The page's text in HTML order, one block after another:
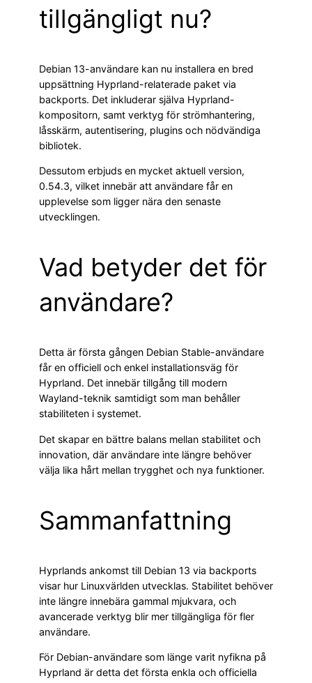
tillgängligt nu?
Debian 13-användare kan nu installera en bred
uppsättning Hyprland-relaterade paket via
backports. Det inkluderar själva Hyprland-
kompositorn, samt verktyg för strömhantering,
låsskärm, autentisering, plugins och nödvändiga
bibliotek.
Dessutom erbjuds en mycket aktuell version,
0.54.3, vilket innebär att användare får en
upplevelse som ligger nära den senaste
utvecklingen.
Vad betyder det för
användare?
Detta är första gången Debian Stable-användare
får en officiell och enkel installationsväg för
Hyprland. Det innebär tillgång till modern
Wayland-teknik samtidigt som man behåller
stabiliteten i systemet.
Det skapar en bättre balans mellan stabilitet och
innovation, där användare inte längre behöver
välja lika hårt mellan trygghet och nya funktioner.
Sammanfattning
Hyprlands ankomst till Debian 13 via backports
visar hur Linuxvärlden utvecklas. Stabilitet behöver
inte längre innebära gammal mjukvara, och
avancerade verktyg blir mer tillgängliga för fler
användare.
För Debian-användare som länge varit nyfikna på
Hyprland är detta det första enkla och officiella